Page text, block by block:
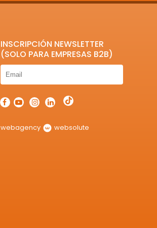
INSCRIPCIÓN NEWSLETTER
(SOLO PARA EMPRESAS B2B)
webagency websolute